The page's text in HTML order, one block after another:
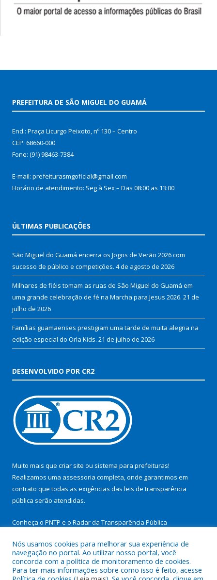
PREFEITURA DE SÃO MIGUEL DO GUAMÁ
End.: Praça Licurgo Peixoto, nº 130 – Centro
CEP: 68660-000
Fone: (91) 98463-7384
E-mail: prefeiturasmgoficial@gmail.com
Horário de atendimento: Seg à Sex – Das 08:00 as 13:00
ÚLTIMAS PUBLICAÇÕES
São Miguel do Guamá encerra os Jogos de Verão 2026 com
sucesso de público e competições. 4 de agosto de 2026
Milhares de fiéis tomam as ruas de São Miguel do Guamá em
uma grande celebração de fé na Marcha para Jesus 2026. 21 de
julho de 2026
Famílias guamaenses prestigiam uma tarde de muita alegria na
edição especial do Orla Kids. 21 de julho de 2026
DESENVOLVIDO POR CR2
Muito mais que criar site ou sistema para prefeituras!
Realizamos uma assessoria completa, onde garantimos em
contrato que todas as exigências das leis de transparência
pública serão atendidas.
Conheça o PNTP e o Radar da Transparência Pública
Todos os direitos reservados a Prefeitura Municipal de São
Nós usamos cookies para melhorar sua experiência de
navegação no portal. Ao utilizar nosso portal, você
concorda com a política de monitoramento de cookies.
Para ter mais informações sobre como isso é feito, acesse